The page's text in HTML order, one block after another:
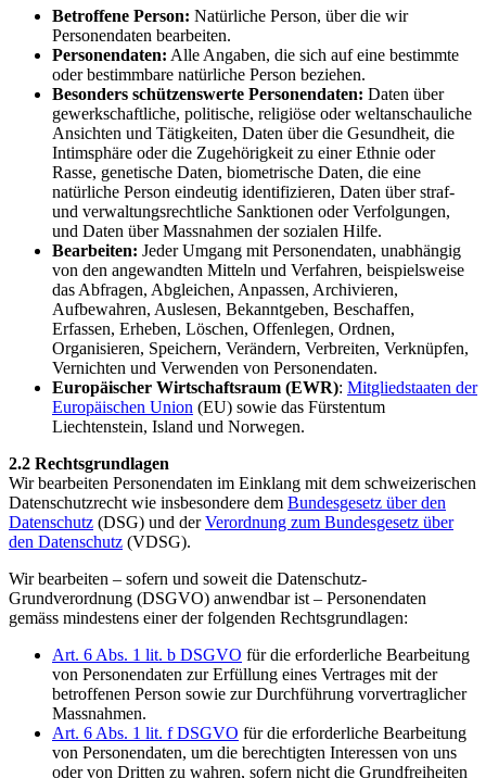
Betroffene Person: Natürliche Person, über die wir
Personendaten bearbeiten.
Personendaten: Alle Angaben, die sich auf eine bestimmte
oder bestimmbare natürliche Person beziehen.
Besonders schützenswerte Personendaten: Daten über
gewerkschaftliche, politische, religiöse oder weltanschauliche
Ansichten und Tätigkeiten, Daten über die Gesundheit, die
Intimsphäre oder die Zugehörigkeit zu einer Ethnie oder
Rasse, genetische Daten, biometrische Daten, die eine
natürliche Person eindeutig identifizieren, Daten über straf-
und verwaltungsrechtliche Sanktionen oder Verfolgungen,
und Daten über Massnahmen der sozialen Hilfe.
Bearbeiten: Jeder Umgang mit Personendaten, unabhängig
von den angewandten Mitteln und Verfahren, beispielsweise
das Abfragen, Abgleichen, Anpassen, Archivieren,
Aufbewahren, Auslesen, Bekanntgeben, Beschaffen,
Erfassen, Erheben, Löschen, Offenlegen, Ordnen,
Organisieren, Speichern, Verändern, Verbreiten, Verknüpfen,
Vernichten und Verwenden von Personendaten.
Europäischer Wirtschaftsraum (EWR): Mitgliedstaaten der
Europäischen Union (EU) sowie das Fürstentum
Liechtenstein, Island und Norwegen.
2.2 Rechtsgrundlagen
Wir bearbeiten Personendaten im Einklang mit dem schweizerischen
Datenschutzrecht wie insbesondere dem Bundesgesetz über den
Datenschutz (DSG) und derVerordnung zum Bundesgesetz über
den Datenschutz (VDSG).
Wir bearbeiten – sofern und soweit die Datenschutz-
Grundverordnung (DSGVO) anwendbar ist – Personendaten
gemäss mindestens einer der folgenden Rechtsgrundlagen:
Art. 6 Abs. 1 lit. b DSGVO für die erforderliche Bearbeitung
von Personendaten zur Erfüllung eines Vertrages mit der
betroffenen Person sowie zur Durchführung vorvertraglicher
Massnahmen.
Art. 6 Abs. 1 lit. f DSGVO für die erforderliche Bearbeitung
von Personendaten, um die berechtigten Interessen von uns
oder von Dritten zu wahren, sofern nicht die Grundfreiheiten